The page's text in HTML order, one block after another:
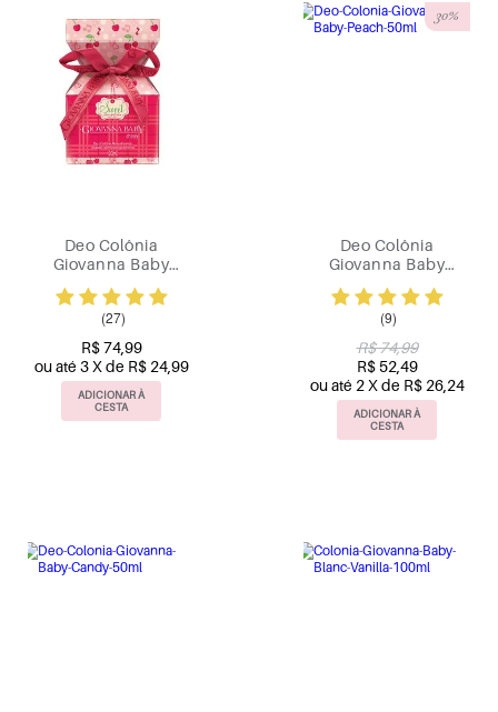
Deo Colônia
Giovanna Baby
(27)
R$ 74,99
ou até 3 X de R$ 24,99
ADICIONAR À
CESTA
30%
Deo Colônia
Giovanna Baby
(9)
R$ 74,99
R$ 52,49
ou até 2 X de R$ 26,24
ADICIONAR À
CESTA